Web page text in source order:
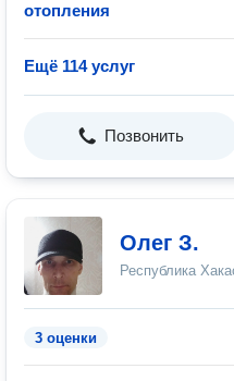
отопления
Ещё 114 услуг
Позвонить
Олег З.
Республика
3 оценки